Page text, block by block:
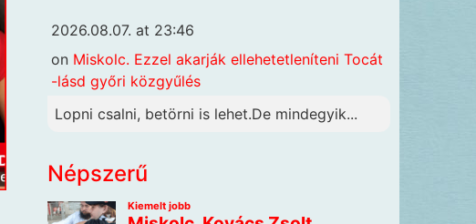
2026.08.07. at 23:46
on Miskolc. Ezzel akarják ellehetetleníteni Tocát
-lásd győri közgyűlés
Lopni csalni, betörni is lehet.De mindegyik...
Népszerű